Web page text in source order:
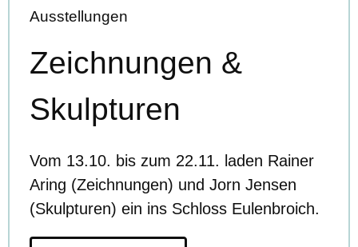
Ausstellungen
Zeichnungen &
Skulpturen
Vom 13.10. bis zum 22.11. laden Rainer
Aring (Zeichnungen) und Jorn Jensen
(Skulpturen) ein ins Schloss Eulenbroich.